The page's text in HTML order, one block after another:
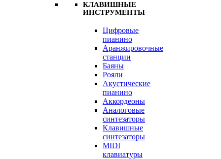
КЛАВИШНЫЕ
ИНСТРУМЕНТЫ
Цифровые
пианино
Аранжировочные
станции
Баяны
Рояли
Акустические
пианино
Аккордеоны
Аналоговые
синтезаторы
Клавишные
синтезаторы
MIDI
клавиатуры